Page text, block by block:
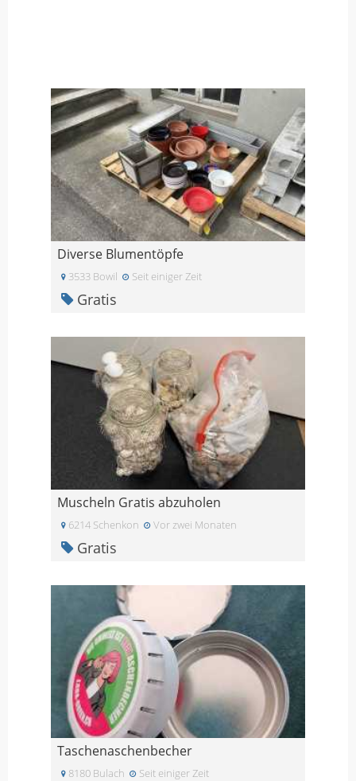
Diverse Blumentöpfe
3533 Bowil Seit einiger Zeit
Gratis
Muscheln Gratis abzuholen
6214 Schenkon Vor zwei Monaten
Gratis
Taschenaschenbecher
8180 Bulach Seit einiger Zeit